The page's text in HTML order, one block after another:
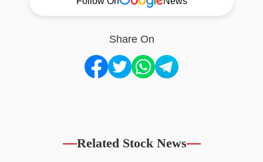
Share On
Related Stock News